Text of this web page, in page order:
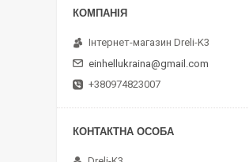
Інтернет-магазин Dreli-K3
einhellukraina@gmail.com
+380974823007